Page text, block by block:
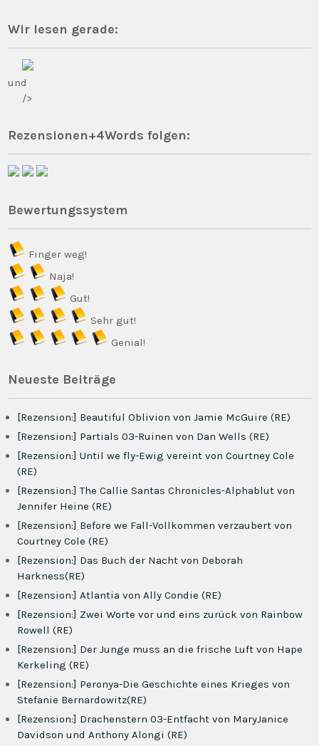
Wir lesen gerade:
und
/>
Rezensionen+4Words folgen:
Bewertungssystem
Finger weg!
Naja!
Gut!
Sehr gut!
Genial!
Neueste Beiträge
[Rezension:] Beautiful Oblivion von Jamie McGuire (RE)
[Rezension:] Partials 03-Ruinen von Dan Wells (RE)
[Rezension:] Until we fly-Ewig vereint von Courtney Cole
(RE)
[Rezension:] The Callie Santas Chronicles-Alphablut von
Jennifer Heine (RE)
[Rezension:] Before we Fall-Vollkommen verzaubert von
Courtney Cole (RE)
[Rezension:] Das Buch der Nacht von Deborah
Harkness(RE)
[Rezension:] Atlantia von Ally Condie (RE)
[Rezension:] Zwei Worte vor und eins zurück von Rainbow
Rowell (RE)
[Rezension:] Der Junge muss an die frische Luft von Hape
Kerkeling (RE)
[Rezension:] Peronya-Die Geschichte eines Krieges von
Stefanie Bernardowitz(RE)
[Rezension:] Drachenstern 03-Entfacht von MaryJanice
Davidson und Anthony Alongi (RE)